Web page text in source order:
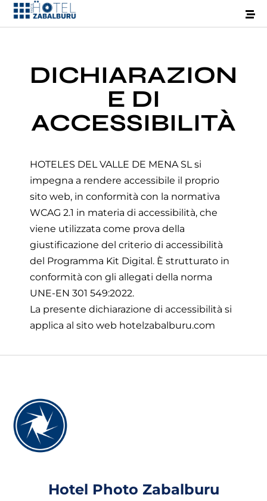
DICHIARAZION
E DI
ACCESSIBILITÀ
HOTELES DEL VALLE DE MENA SL si
impegna a rendere accessibile il proprio
sito web, in conformità con la normativa
WCAG 2.1 in materia di accessibilità, che
viene utilizzata come prova della
giustificazione del criterio di accessibilità
del Programma Kit Digital. È strutturato in
conformità con gli allegati della norma
UNE-EN 301 549:2022.
La presente dichiarazione di accessibilità si
applica al sito web hotelzabalburu.com
Hotel Photo Zabalburu